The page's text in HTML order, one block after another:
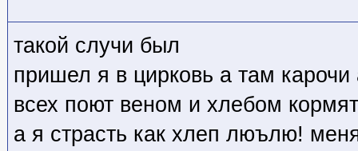
такой случи был
пришел я в цирковь а там карочи
всех поют веном и хлебом кормят
а я страсть как хлеп люълю!